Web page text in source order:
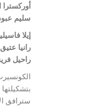
أوركسترا
سليم
إيلا
رانيا عتيق
راحيل
سترافق